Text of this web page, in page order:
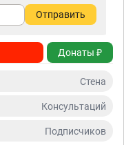
Отправить
Донаты ₽
Стена
Консультаций
Подписчиков